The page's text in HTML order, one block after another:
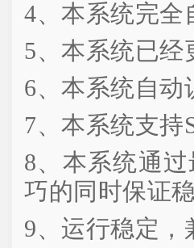
4、本系统完全
5、本系统已经
6、本系统自动
7、本系统支持
8、本系统通
巧的同时保证稳
9、运行稳定，